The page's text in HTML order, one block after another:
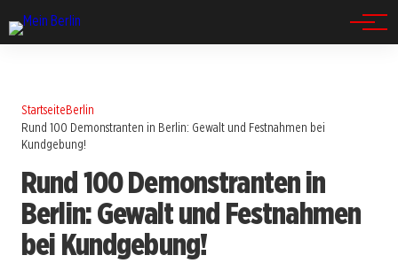
StartseiteBerlin
Rund 100 Demonstranten in Berlin: Gewalt und Festnahmen bei
Kundgebung!
Rund 100 Demonstranten in
Berlin: Gewalt und Festnahmen
bei Kundgebung!